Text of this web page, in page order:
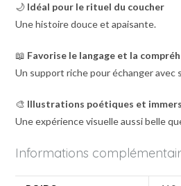
🌙 Idéal pour le rituel du coucher
Une histoire douce et apaisante.
📖 Favorise le langage et la
Un support riche pour échanger avec
🎨 Illustrations poétiques et
Une expérience visuelle aussi belle
Informations